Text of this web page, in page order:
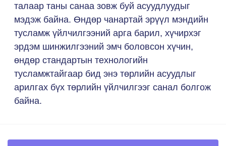
талаар таны санаа зовж буй асуудлуудыг
мэдэж байна. Өндөр чанартай эрүүл мэндийн
тусламж үйлчилгээний арга барил, хүчирхэг
эрдэм шинжилгээний эмч боловсон хүчин,
өндөр стандартын технологийн
тусламжтайгаар бид энэ төрлийн асуудлыг
арилгах бүх төрлийн үйлчилгээг санал болгож
байна.